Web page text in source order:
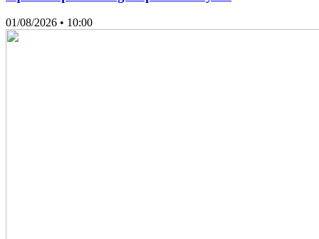
01/08/2026 • 10:00